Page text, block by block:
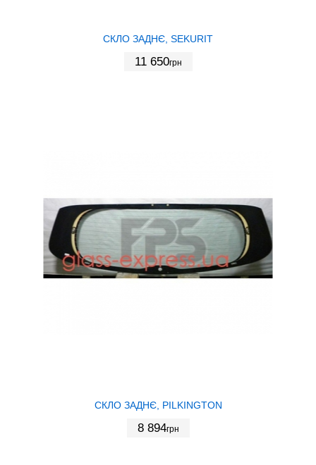
СКЛО ЗАДНЄ, SEKURIT
11 650грн
СКЛО ЗАДНЄ, PILKINGTON
8 894грн